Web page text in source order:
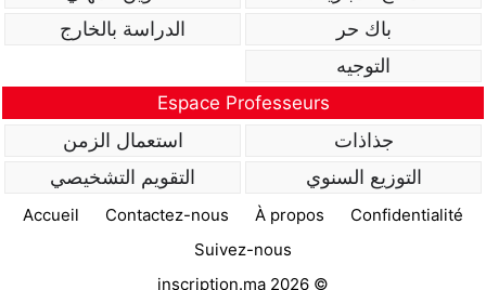
باك حر
الدراسة بالخارج
التوجيه
Espace Professeurs
جذاذات
استعمال الزمن
التوزيع السنوي
التقويم التشخيصي
Accueil Contactez-nous À propos
Confidentialité
Suivez-nous
inscription.ma 2026 ©